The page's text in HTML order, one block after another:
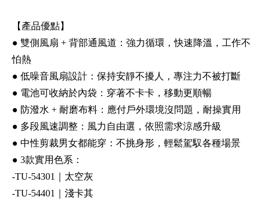
【產品優點】
● 雙側風扇 + 背部通風道：強力循環，快速降溫，工作不
怕熱
● 低噪音風扇設計：保持安靜不擾人，專注力不被打斷
● 電池可收納於內袋：穿著不卡卡，移動更順暢
● 防潑水 + 耐磨布料：應付戶外環境沒問題，耐操實用
● 多段風速調整：風力自由選，依照需求涼感升級
● 中性剪裁男女都能穿：不挑身形，輕鬆駕馭各種場景
● 3款實用色系：
-TU-54301｜太空灰
-TU-54401｜淺卡其